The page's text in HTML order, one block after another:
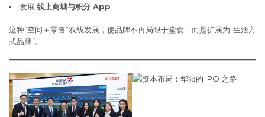
发展 线上商城与积分 App
这种“空间＋零售”双线发展，使品牌不再局限于堂食，而是扩展为“生活方
式品牌”。